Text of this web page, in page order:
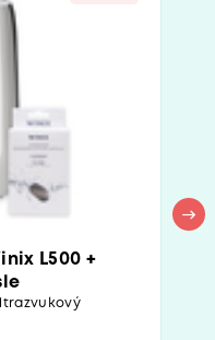
L500 +